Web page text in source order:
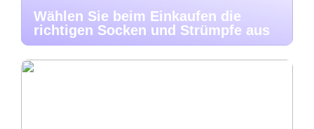
Wählen Sie beim Einkaufen die
richtigen Socken und Strümpfe aus